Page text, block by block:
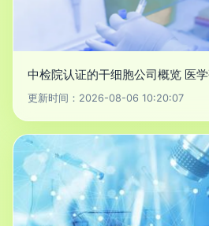
中检院认证的干细胞公司概览 医
更新时间：2026-08-06 10:20:07